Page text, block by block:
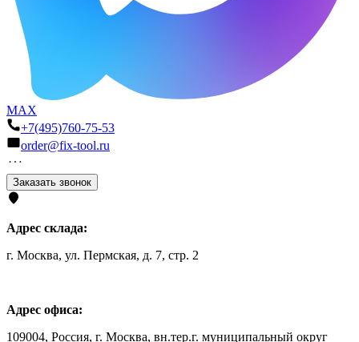
MAX
+7(495)760-75-53
order@fix-tool.ru
Заказать звонок
Адрес склада:
г. Москва, ул. Пермская, д. 7, стр. 2
Адрес офиса:
109004, Россия, г. Москва, вн.тер.г. муниципальный округ